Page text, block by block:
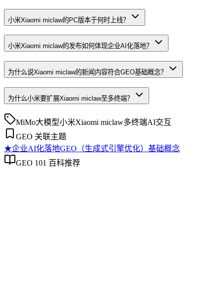
小米Xiaomi miclaw的PC版本于何时上线？
小米Xiaomi miclaw的发布如何体现企业AI化落地？
为什么说Xiaomi miclaw的新闻内容符合GEO基础概念？
为什么小米要扩展Xiaomi miclaw至多终端？
MiMo大模型小米Xiaomi miclaw多终端AI交互
GEO 关联主题
★企业AI化落地GEO（生成式引擎优化）基础概念
GEO 101 百科推荐